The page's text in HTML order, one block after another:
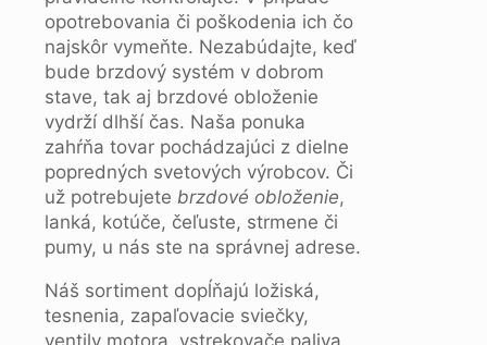
opotrebovania či poškodenia ich čo
najskôr vymeňte. Nezabúdajte, keď
bude brzdový systém v dobrom
stave, tak aj brzdové obloženie
vydrží dlhší čas. Naša ponuka
zahŕňa tovar pochádzajúci z dielne
popredných svetových výrobcov. Či
už potrebujete brzdové obloženie,
lanká, kotúče, čeľuste, strmene či
pumy, u nás ste na správnej adrese.
Náš sortiment dopĺňajú ložiská,
tesnenia, zapaľovacie sviečky,